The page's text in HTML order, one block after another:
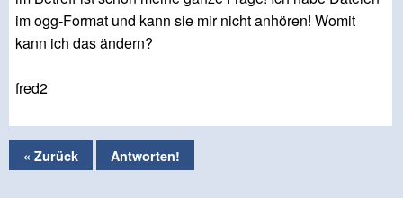
im ogg-Format und kann sie mir nicht anhören! Womit
kann ich das ändern?
fred2
« Zurück Antworten!